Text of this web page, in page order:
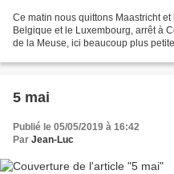
Ce matin nous quittons Maastricht
Belgique et le Luxembourg, arrêt à
de la Meuse, ici beaucoup plus
5 mai
Publié le 05/05/2019 à 16:42
Par Jean-Luc